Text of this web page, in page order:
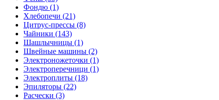
Фондю (1)
Хлебопечи (21)
Цитрус-прессы (8)
Чайники (143)
Шашлычницы (1)
Швейные машины (2)
Электроножеточки (1)
Электроперечници (1)
Электроплиты (18)
Эпиляторы (22)
Расчески (3)